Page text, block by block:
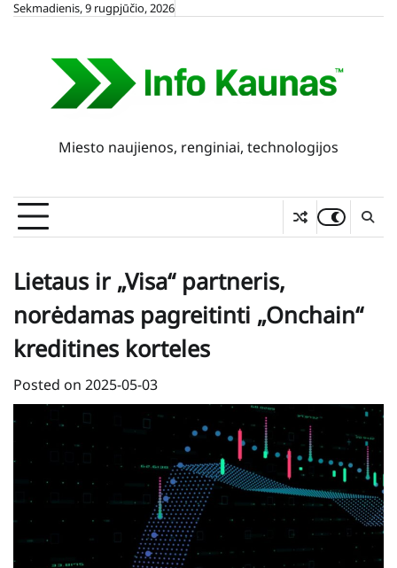
SkipSekmadienis, 9 rugpjūčio, 2026
Miesto naujienos, renginiai, technologijos
Lietaus ir „Visa“ partneris,
norėdamas pagreitinti „Onchain“
kreditines korteles
Posted on 2025-05-03